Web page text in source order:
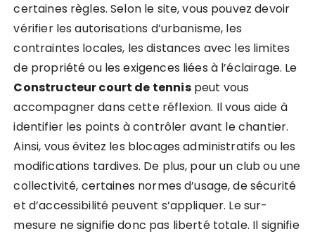
certaines règles. Selon le site, vous pouvez devoir
vérifier les autorisations d’urbanisme, les
contraintes locales, les distances avec les limites
de propriété ou les exigences liées à l’éclairage. Le
Constructeur court de tennispeut vous
accompagner dans cette réflexion. Il vous aide à
identifier les points à contrôler avant le chantier.
Ainsi, vous évitez les blocages administratifs ou les
modifications tardives. De plus, pour un club ou une
collectivité, certaines normes d’usage, de sécurité
et d’accessibilité peuvent s’appliquer. Le sur-
mesure ne signifie donc pas liberté totale. Il signifie